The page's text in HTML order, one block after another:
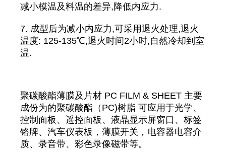
减小模温及料温的差异,降低内应力.
7. 成型后为减小内应力,可采用退火处理,退火
温度: 125-135℃,退火时间2小时,自然冷却到室
温.
聚碳酸酯薄膜及片材 PC FILM & SHEET 主要
成份为的聚碳酸酯（PC)树脂 可应用于光学、
控制面板、遥控面板、液晶显示屏窗口、标签
铬牌、汽车仪表板，薄膜开关，电容器电容介
质、录音带、彩色录像磁带等。